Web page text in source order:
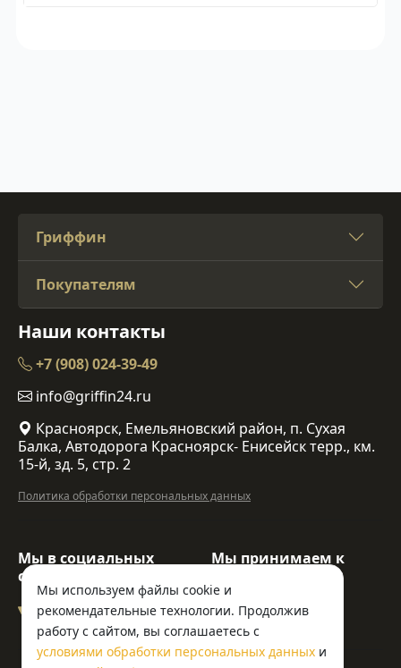
Мы используем файлы cookie и
рекомендательные технологии. Продолжив
работу с сайтом, вы соглашаетесь с
условиями обработки персональных данных и
Гриффин
Покупателям
Наши контакты
+7 (908) 024-39-49
info@griffin24.ru
Красноярск, Емельяновский район, п. Сухая
Балка, Автодорога Красноярск- Енисейск терр., км.
15-й, зд. 5, стр. 2
Политика обработки персональных данных
Мы в социальных
сетях:
Мы принимаем к